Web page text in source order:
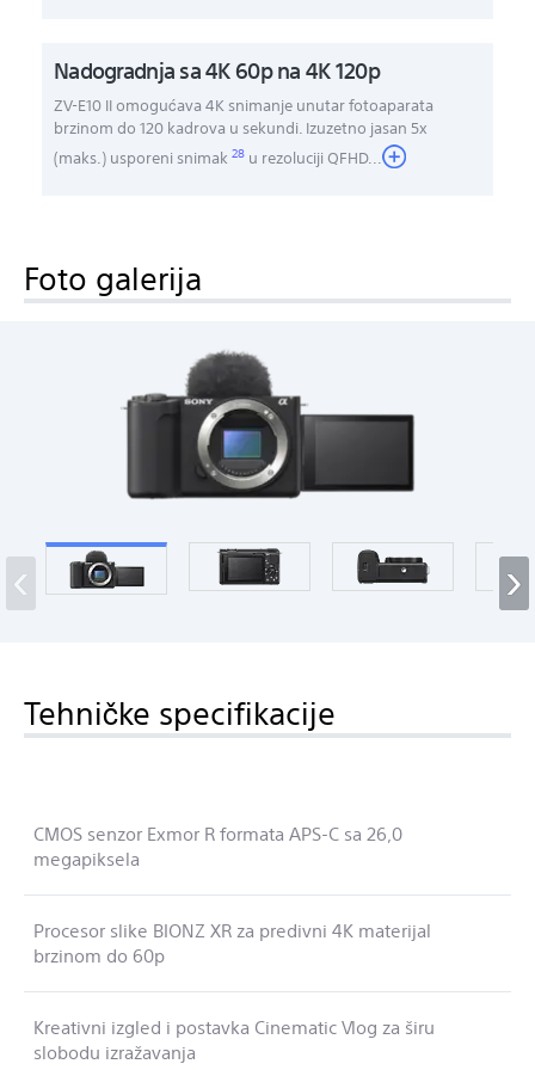
Nadogradnja sa 4K 60p na 4K 120p
ZV-E10 II omogućava 4K snimanje unutar fotoaparata
brzinom do 120 kadrova u sekundi. Izuzetno jasan 5x
(maks.) usporeni snimak28u rezoluciji QFHD...
Foto galerija
‹ ›
Tehničke specifikacije
CMOS senzor Exmor R formata APS-C sa 26,0
megapiksela
Procesor slike BIONZ XR za predivni 4K materijal
brzinom do 60p
Kreativni izgled i postavka Cinematic Vlog za širu
slobodu izražavanja